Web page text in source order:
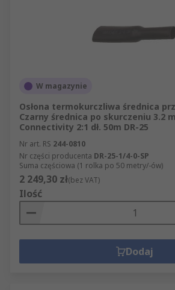
W magazynie
Osłona termokurczliwa średnica
Czarny średnica po skurczeniu 3.2
Connectivity 2:1 dł. 50m DR-25
Nr art. RS 244-0810
Nr części producenta DR-25-1/4-0-SP
Suma częściowa (1 rolka po 50 metry/-ów)
2 249,30 zł(bez VAT)
Ilość
Dodaj